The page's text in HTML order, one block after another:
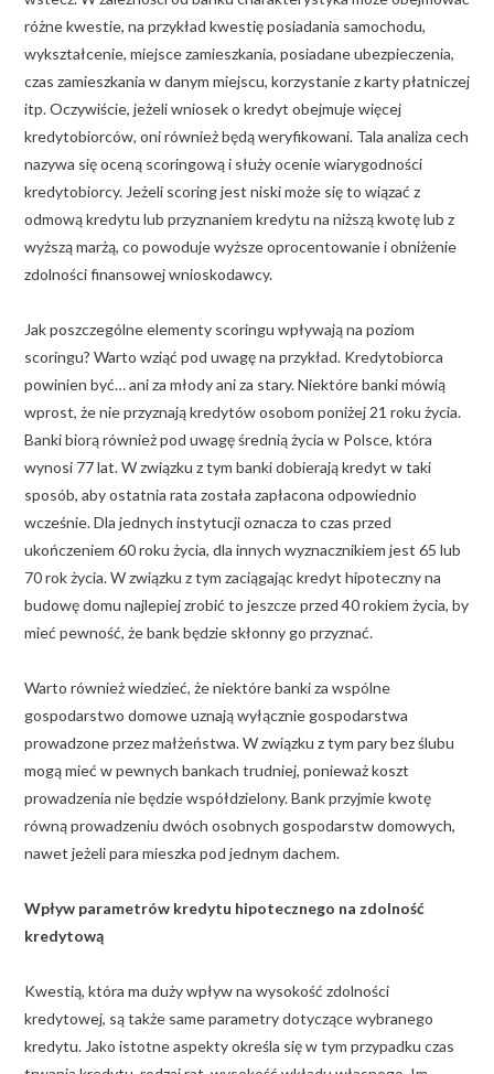
różne kwestie, na przykład kwestię posiadania samochodu,
wykształcenie, miejsce zamieszkania, posiadane ubezpieczenia,
czas zamieszkania w danym miejscu, korzystanie z karty płatniczej
itp. Oczywiście, jeżeli wniosek o kredyt obejmuje więcej
kredytobiorców, oni również będą weryfikowani. Tala analiza cech
nazywa się oceną scoringową i służy ocenie wiarygodności
kredytobiorcy. Jeżeli scoring jest niski może się to wiązać z
odmową kredytu lub przyznaniem kredytu na niższą kwotę lub z
wyższą marżą, co powoduje wyższe oprocentowanie i obniżenie
zdolności finansowej wnioskodawcy.
Jak poszczególne elementy scoringu wpływają na poziom
scoringu? Warto wziąć pod uwagę na przykład. Kredytobiorca
powinien być… ani za młody ani za stary. Niektóre banki mówią
wprost, że nie przyznają kredytów osobom poniżej 21 roku życia.
Banki biorą również pod uwagę średnią życia w Polsce, która
wynosi 77 lat. W związku z tym banki dobierają kredyt w taki
sposób, aby ostatnia rata została zapłacona odpowiednio
wcześnie. Dla jednych instytucji oznacza to czas przed
ukończeniem 60 roku życia, dla innych wyznacznikiem jest 65 lub
70 rok życia. W związku z tym zaciągając kredyt hipoteczny na
budowę domu najlepiej zrobić to jeszcze przed 40 rokiem życia, by
mieć pewność, że bank będzie skłonny go przyznać.
Warto również wiedzieć, że niektóre banki za wspólne
gospodarstwo domowe uznają wyłącznie gospodarstwa
prowadzone przez małżeństwa. W związku z tym pary bez ślubu
mogą mieć w pewnych bankach trudniej, ponieważ koszt
prowadzenia nie będzie współdzielony. Bank przyjmie kwotę
równą prowadzeniu dwóch osobnych gospodarstw domowych,
nawet jeżeli para mieszka pod jednym dachem.
Wpływ parametrów kredytu hipotecznego na zdolność
kredytową
Kwestią, która ma duży wpływ na wysokość zdolności
kredytowej, są także same parametry dotyczące wybranego
kredytu. Jako istotne aspekty określa się w tym przypadku czas